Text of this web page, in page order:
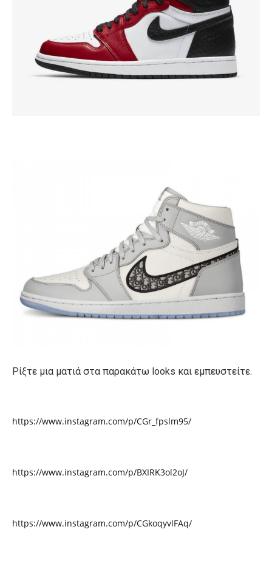
Ρίξτε μια ματιά στα παρακάτω looks και εμπευστείτε.
https://www.instagram.com/p/CGr_fpslm95/
https://www.instagram.com/p/BXIRK3ol2oJ/
https://www.instagram.com/p/CGkoqyvlFAq/